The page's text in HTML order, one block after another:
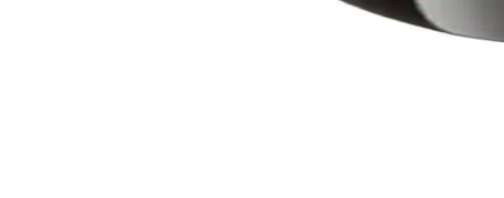
Miss Betty'nin emaye kaplamalı Rafadan Yumurta ve Sos Tavası,